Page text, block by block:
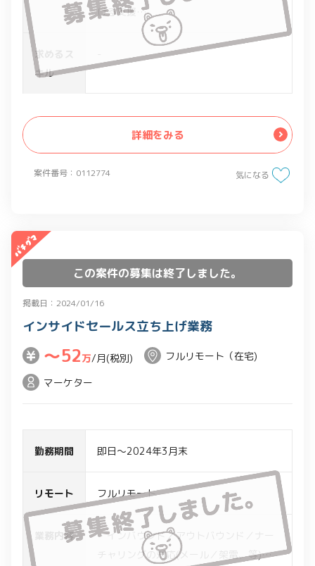
案件番号：0112774
ける支援
・個別チームの一員として、クライアン
トとの仕様調整、メンバーのディレクシ
ョン等で案件実施をサポート
求めるス
キル
詳細をみる
気になる
この案件の募集は終了しました。
掲載日：2024/01/16
インサイドセールス立ち上げ業務
〜52万/月(税別)
フルリモート（在宅)
マーケター
勤務期間 即日～2024年3月末
リモート フルリモート
業務内容
・インバウンド／アウトバウンド／ナー
チャリングの対応(メール／架電、等)